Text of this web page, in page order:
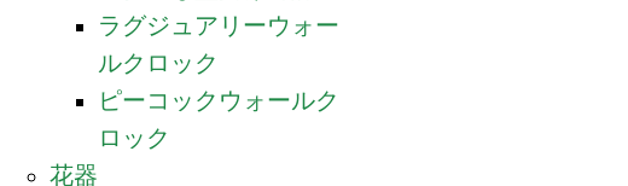
ラグジュアリーウォー
ルクロック
ピーコックウォールク
ロック
花器